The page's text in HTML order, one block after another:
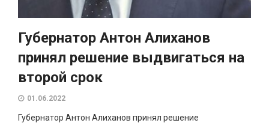
Губернатор Антон Алиханов
принял решение выдвигаться на
второй срок
01.06.2022
Губернатор Антон Алиханов принял решение